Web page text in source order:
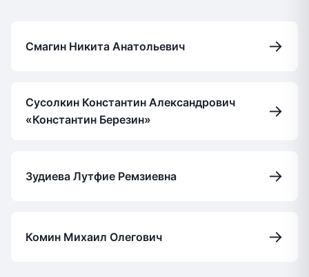
Смагин Никита Анатольевич →
Сусолкин Константин Александрович
«Константин Березин»
→
Зудиева Лутфие Ремзиевна →
Комин Михаил Олегович →